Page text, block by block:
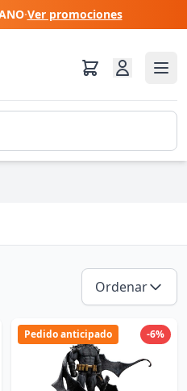
·Ver promociones
Ordenar
-6%
Pedido anticipado